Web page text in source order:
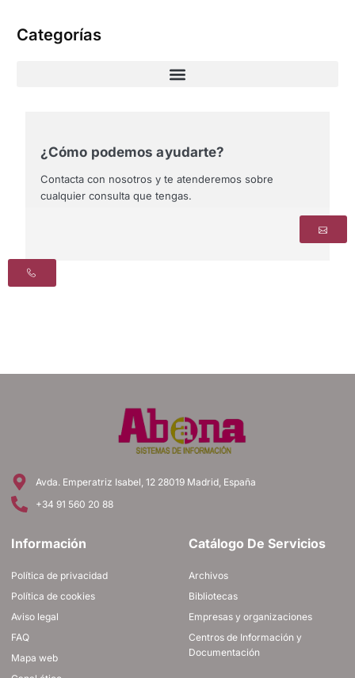
Categorías
¿Cómo podemos ayudarte?
Contacta con nosotros y te atenderemos sobre
cualquier consulta que tengas.
Avda. Emperatriz Isabel, 12 28019 Madrid, España
+34 91 560 20 88
Información
Política de privacidad
Política de cookies
Aviso legal
FAQ
Mapa web
Catálogo De Servicios
Archivos
Bibliotecas
Empresas y organizaciones
Centros de Información y
Documentación